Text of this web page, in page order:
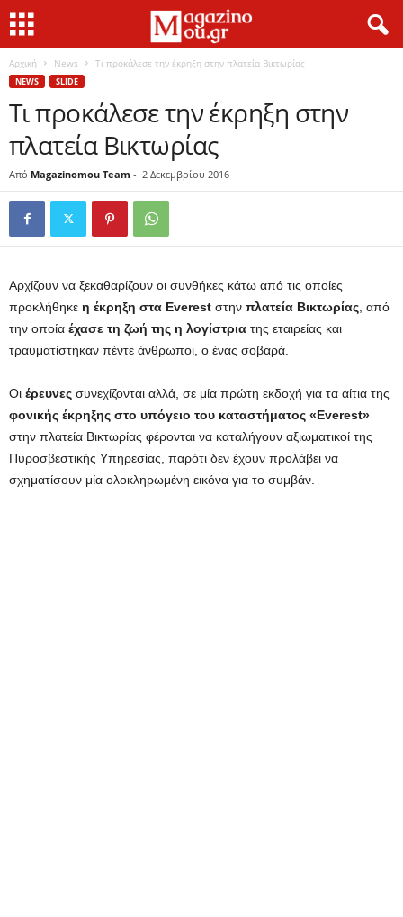
Αρχική News Τι προκάλεσε την έκρηξη στην πλατεία Βικτωρίας
NEWS SLIDE
Τι προκάλεσε την έκρηξη στην
πλατεία Βικτωρίας
Από Magazinomou Team - 2 Δεκεμβρίου 2016
Αρχίζουν να ξεκαθαρίζουν οι συνθήκες κάτω από τις οποίες
προκλήθηκε η έκρηξη στα Everest στην πλατεία Βικτωρίας , από
την οποία έχασε τη ζωή της η λογίστρια της εταιρείας και
τραυματίστηκαν πέντε άνθρωποι, ο ένας σοβαρά.
Οι έρευνες συνεχίζονται αλλά, σε μία πρώτη εκδοχή για τα αίτια της
φονικής έκρηξης στο υπόγειο του καταστήματος «Everest»
στην πλατεία Βικτωρίας φέρονται να καταλήγουν αξιωματικοί της
Πυροσβεστικής Υπηρεσίας, παρότι δεν έχουν προλάβει να
σχηματίσουν μία ολοκληρωμένη εικόνα για το συμβάν.